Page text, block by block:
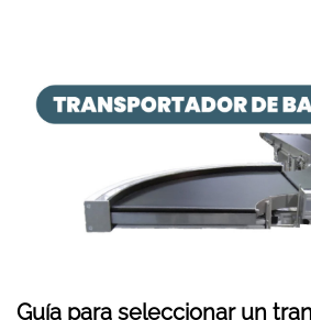
Guía para seleccionar un